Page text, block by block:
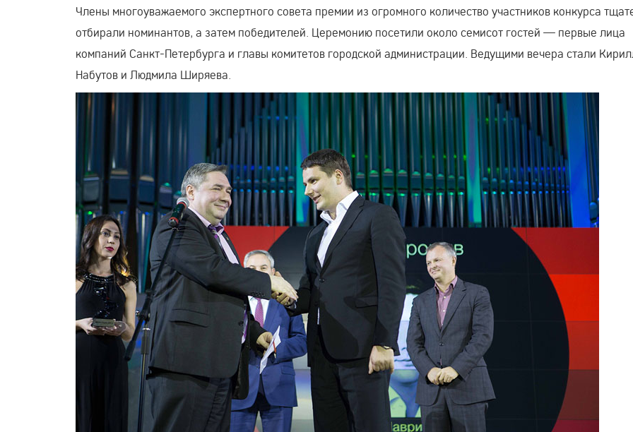
Члены многоуважаемого экспертного совета премии из огромного количество участников конкурса
отбирали номинантов, а затем победителей. Церемонию посетили около семисот гостей — первые лица
компаний Санкт-Петербурга и главы комитетов городской администрации. Ведущими вечера стали
Набутов и Людмила Ширяева.